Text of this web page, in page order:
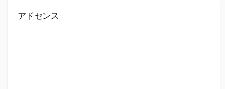
アドセンス